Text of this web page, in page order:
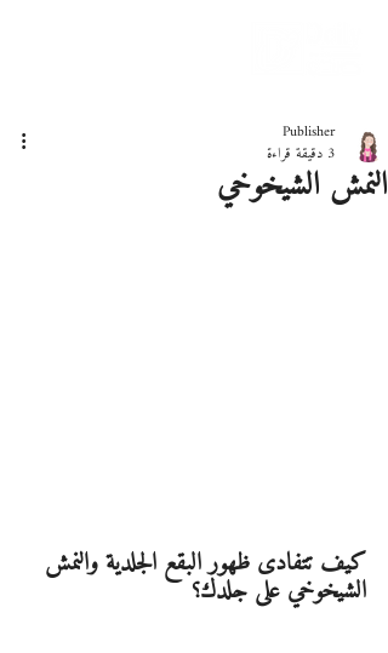
النمش الشيخوخي
Publisher
3 دقيقة قراءة
كيف تتفادى ظهور البقع الجلدية والنمش
الشيخوخي على جلدك؟